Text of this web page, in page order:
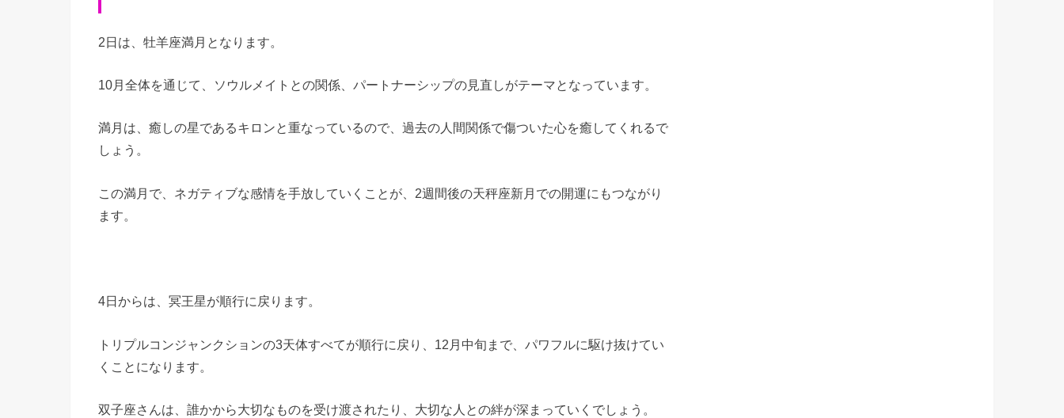
2日は、牡羊座満月となります。
10月全体を通じて、ソウルメイトとの関係、パートナーシップの見直しがテーマとなっています。
満月は、癒しの星であるキロンと重なっているので、過去の人間関係で傷ついた心を癒してくれるで
しょう。
この満月で、ネガティブな感情を手放していくことが、2週間後の天秤座新月での開運にもつながり
ます。
4日からは、冥王星が順行に戻ります。
トリプルコンジャンクションの3天体すべてが順行に戻り、12月中旬まで、パワフルに駆け抜けてい
くことになります。
双子座さんは、誰かから大切なものを受け渡されたり、大切な人との絆が深まっていくでしょう。